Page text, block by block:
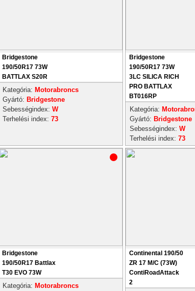
Bridgestone
190/50R17 73W
BATTLAX S20R
Kategória: Motorabroncs
Gyártó: Bridgestone
Sebességindex: W
Terhelési index: 73
Bridgestone
190/50R17 73W
3LC SILICA RICH
PRO BATTLAX
BT016RP
Kategória:
Gyártó: Bridgestone
Sebességindex: W
Terhelési index: 73
Bridgestone
190/50R17 Battlax
T30 EVO 73W
Kategória: Motorabroncs
Continental 190/50
ZR 17 M/C (73W)
ContiRoadAttack
2